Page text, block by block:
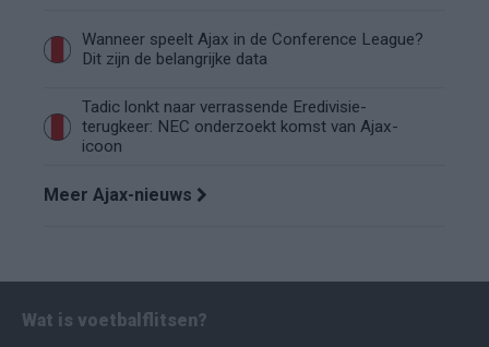
Wanneer speelt Ajax in de Conference League?
Dit zijn de belangrijke data
Tadic lonkt naar verrassende Eredivisie-
terugkeer: NEC onderzoekt komst van Ajax-
icoon
Meer Ajax-nieuws
Wat is voetbalflitsen?